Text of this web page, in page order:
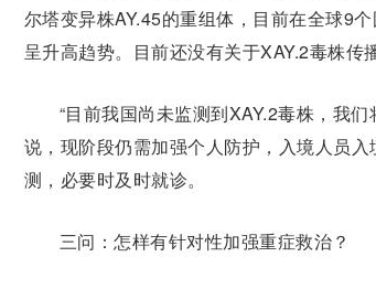
尔塔变异株AY.45的重组体，目前在全球9
呈升高趋势。目前还没有关于XAY.2毒株传
“目前我国尚未监测到XAY.2毒株，我
说，现阶段仍需加强个人防护，入境人员
测，必要时及时就诊。
三问：怎样有针对性加强重症救治？